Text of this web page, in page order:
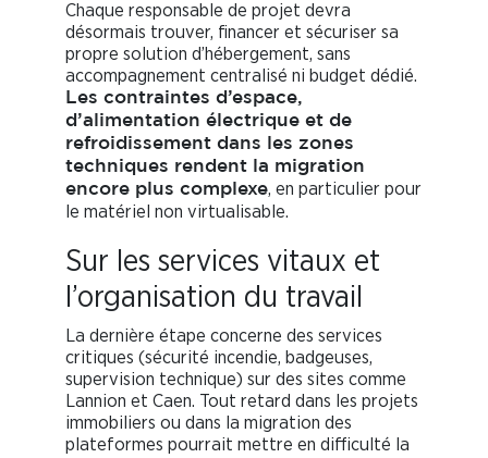
Chaque responsable de projet devra
désormais trouver, financer et sécuriser sa
propre solution d’hébergement, sans
accompagnement centralisé ni budget dédié.
Les contraintes d’espace,
d’alimentation électrique et de
refroidissement dans les zones
techniques rendent la migration
encore plus complexe, en particulier pour
le matériel non virtualisable.
Sur les services vitaux et
l’organisation du travail
La dernière étape concerne des services
critiques (sécurité incendie, badgeuses,
supervision technique) sur des sites comme
Lannion et Caen. Tout retard dans les projets
immobiliers ou dans la migration des
plateformes pourrait mettre en difficulté la